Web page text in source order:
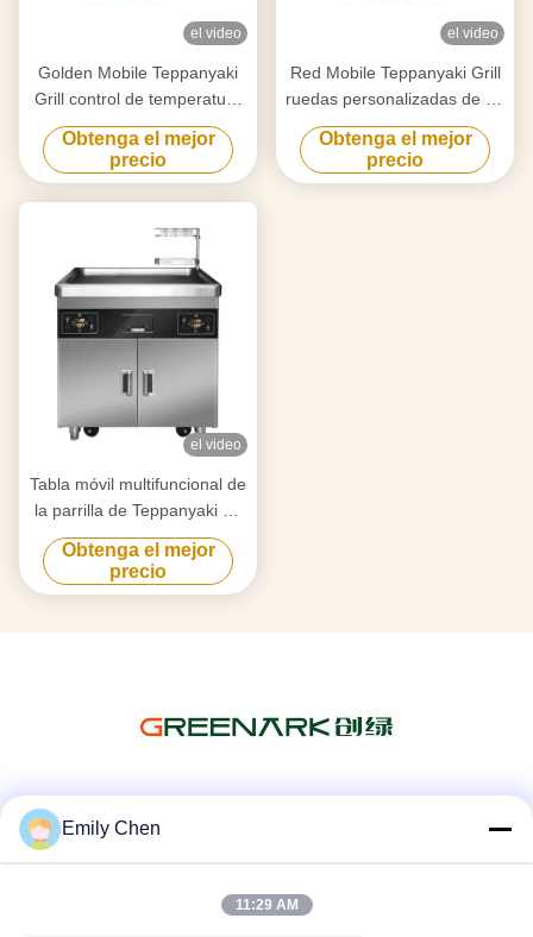
el video
Golden Mobile Teppanyaki
Grill control de temperatura
inteligente y preciso libre
movimiento de la mesa de
calificación alimentaria
Hibachi Grill Table
Obtenga el mejor
precio
el video
Red Mobile Teppanyaki Grill
ruedas personalizadas de 16
pulgadas Movimiento libre
de material de grado
alimenticio Hibachi Grill
Obtenga el mejor
precio
el video
Tabla móvil multifuncional de
la parrilla de Teppanyaki de
la cocina comercial con el
horno doble
Obtenga el mejor
precio
Emily Chen
11:29 AM